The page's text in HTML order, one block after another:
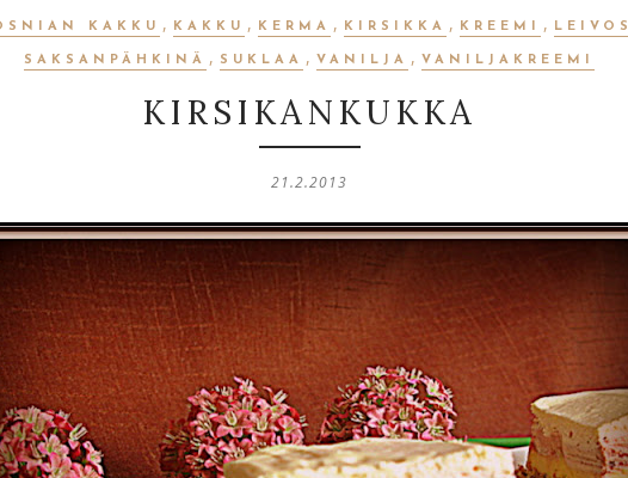
KAKKU , KAKKU , KERMA , KIRSIKKA , KREEMI , LEIVOS
SAKSANPÄHKINÄ , SUKLAA , VANILJA , VANILJAKREEMI
KIRSIKANKUKKA
21.2.2013